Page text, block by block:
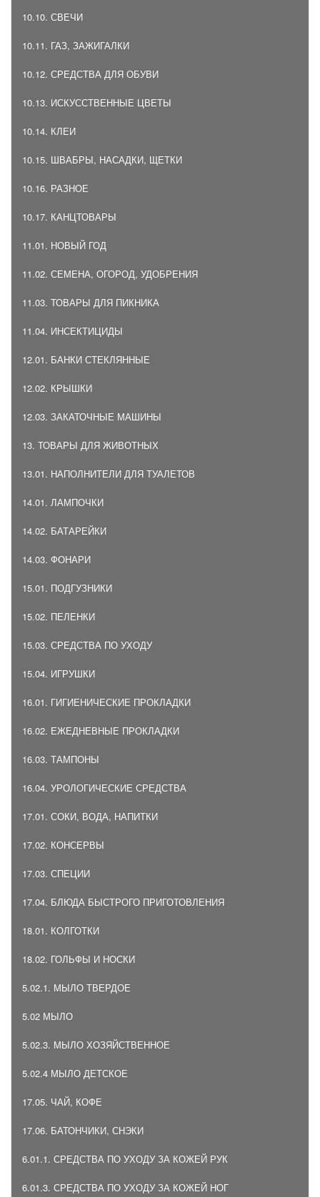
10.10. СВЕЧИ
10.11. ГАЗ, ЗАЖИГАЛКИ
10.12. СРЕДСТВА ДЛЯ ОБУВИ
10.13. ИСКУССТВЕННЫЕ ЦВЕТЫ
10.14. КЛЕИ
10.15. ШВАБРЫ, НАСАДКИ, ЩЕТКИ
10.16. РАЗНОЕ
10.17. КАНЦТОВАРЫ
11.01. НОВЫЙ ГОД
11.02. СЕМЕНА, ОГОРОД, УДОБРЕНИЯ
11.03. ТОВАРЫ ДЛЯ ПИКНИКА
11.04. ИНСЕКТИЦИДЫ
12.01. БАНКИ СТЕКЛЯННЫЕ
12.02. КРЫШКИ
12.03. ЗАКАТОЧНЫЕ МАШИНЫ
13. ТОВАРЫ ДЛЯ ЖИВОТНЫХ
13.01. НАПОЛНИТЕЛИ ДЛЯ ТУАЛЕТОВ
14.01. ЛАМПОЧКИ
14.02. БАТАРЕЙКИ
14.03. ФОНАРИ
15.01. ПОДГУЗНИКИ
15.02. ПЕЛЕНКИ
15.03. СРЕДСТВА ПО УХОДУ
15.04. ИГРУШКИ
16.01. ГИГИЕНИЧЕСКИЕ ПРОКЛАДКИ
16.02. ЕЖЕДНЕВНЫЕ ПРОКЛАДКИ
16.03. ТАМПОНЫ
16.04. УРОЛОГИЧЕСКИЕ СРЕДСТВА
17.01. СОКИ, ВОДА, НАПИТКИ
17.02. КОНСЕРВЫ
17.03. СПЕЦИИ
17.04. БЛЮДА БЫСТРОГО ПРИГОТОВЛЕНИЯ
18.01. КОЛГОТКИ
18.02. ГОЛЬФЫ И НОСКИ
5.02.1. МЫЛО ТВЕРДОЕ
5.02 МЫЛО
5.02.3. МЫЛО ХОЗЯЙСТВЕННОЕ
5.02.4 МЫЛО ДЕТСКОЕ
17.05. ЧАЙ, КОФЕ
17.06. БАТОНЧИКИ, СНЭКИ
6.01.1. СРЕДСТВА ПО УХОДУ ЗА КОЖЕЙ РУК
6.01.3. СРЕДСТВА ПО УХОДУ ЗА КОЖЕЙ НОГ